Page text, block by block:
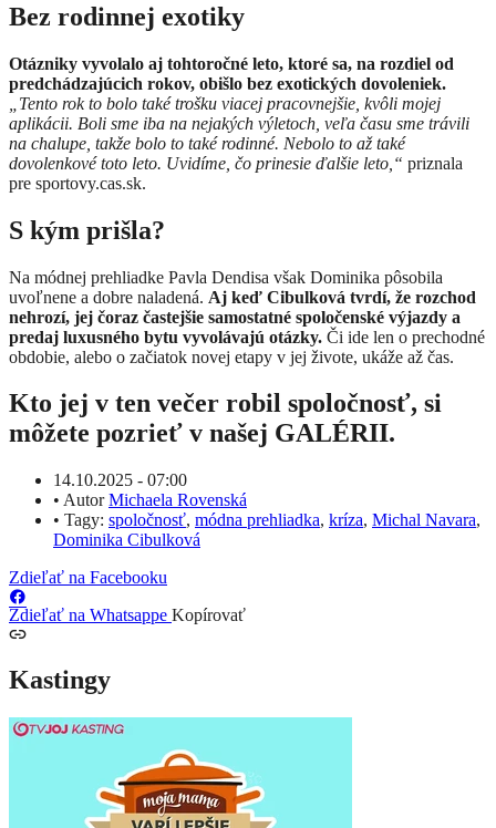
Bez rodinnej exotiky
Otázniky vyvolalo aj tohtoročné leto, ktoré sa, na rozdiel od
predchádzajúcich rokov, obišlo bez exotických dovoleniek.
„Tento rok to bolo také trošku viacej pracovnejšie, kvôli mojej
aplikácii. Boli sme iba na nejakých výletoch, veľa času sme trávili
na chalupe, takže bolo to také rodinné. Nebolo to až také
dovolenkové toto leto. Uvidíme, čo prinesie ďalšie leto,“ priznala
pre sportovy.cas.sk.
S kým prišla?
Na módnej prehliadke Pavla Dendisa však Dominika pôsobila
uvoľnene a dobre naladená. Aj keď Cibulková tvrdí, že rozchod
nehrozí, jej čoraz častejšie samostatné spoločenské výjazdy a
predaj luxusného bytu vyvolávajú otázky. Či ide len o prechodné
obdobie, alebo o začiatok novej etapy v jej živote, ukáže až čas.
Kto jej v ten večer robil spoločnosť, si
môžete pozrieť v našej GALÉRII.
14.10.2025 - 07:00
• AutorMichaela Rovenská
• Tagy: spoločnosť, módna prehliadka, kríza, Michal Navara,
Dominika Cibulková
Zdieľať na Facebooku
Zdieľať na Whatsappe Kopírovať
Kastingy